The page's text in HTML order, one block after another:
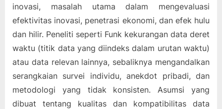
inovasi, masalah utama dalam mengevaluasi
efektivitas inovasi, penetrasi ekonomi, dan efek hulu
dan hilir. Peneliti seperti Funk kekurangan data deret
waktu (titik data yang diindeks dalam urutan waktu)
atau data relevan lainnya, sebaliknya mengandalkan
serangkaian survei individu, anekdot pribadi, dan
metodologi yang tidak konsisten. Asumsi yang
dibuat tentang kualitas dan kompatibilitas data